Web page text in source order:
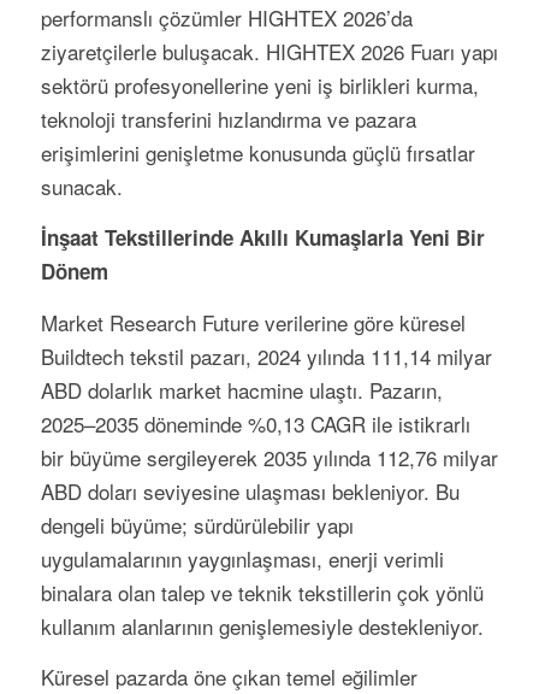
performanslı çözümler HIGHTEX 2026’da
ziyaretçilerle buluşacak. HIGHTEX 2026 Fuarı yapı
sektörü profesyonellerine yeni iş birlikleri kurma,
teknoloji transferini hızlandırma ve pazara
erişimlerini genişletme konusunda güçlü fırsatlar
sunacak.
İnşaat Tekstillerinde Akıllı Kumaşlarla Yeni Bir
Dönem
Market Research Future verilerine göre küresel
Buildtech tekstil pazarı, 2024 yılında 111,14 milyar
ABD dolarlık market hacmine ulaştı. Pazarın,
2025–2035 döneminde %0,13 CAGR ile istikrarlı
bir büyüme sergileyerek 2035 yılında 112,76 milyar
ABD doları seviyesine ulaşması bekleniyor. Bu
dengeli büyüme; sürdürülebilir yapı
uygulamalarının yaygınlaşması, enerji verimli
binalara olan talep ve teknik tekstillerin çok yönlü
kullanım alanlarının genişlemesiyle destekleniyor.
Küresel pazarda öne çıkan temel eğilimler